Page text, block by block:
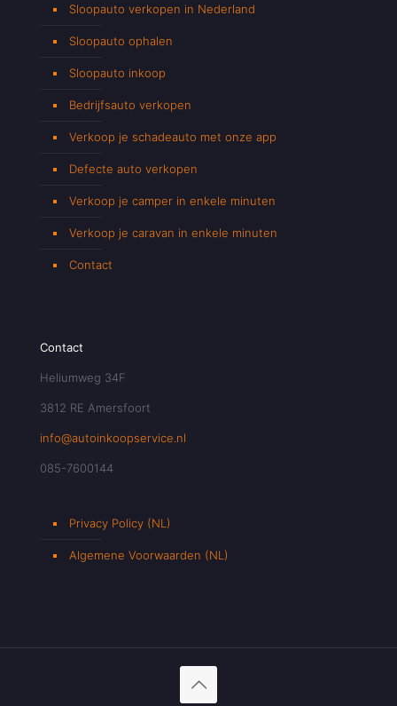
Sloopauto verkopen in Nederland
Sloopauto ophalen
Sloopauto inkoop
Bedrijfsauto verkopen
Verkoop je schadeauto met onze app
Defecte auto verkopen
Verkoop je camper in enkele minuten
Verkoop je caravan in enkele minuten
Contact
Contact
Heliumweg 34F
3812 RE Amersfoort
info@autoinkoopservice.nl
085-7600144
Privacy Policy (NL)
Algemene Voorwaarden (NL)